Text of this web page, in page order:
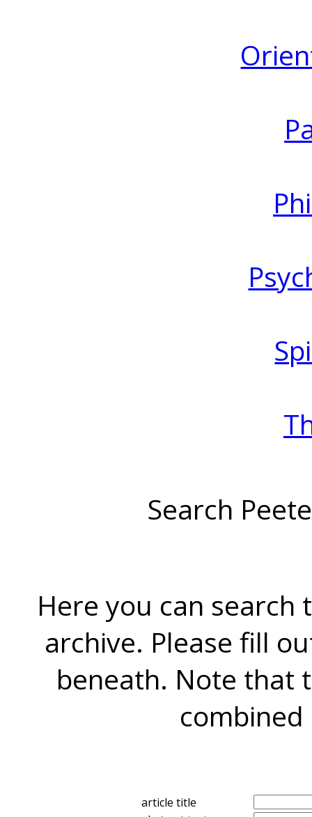
Search
Here you can search
archive. Please fill
beneath. Note that
combined
article title